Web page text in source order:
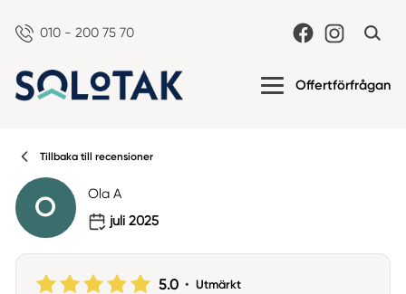
010 - 200 75 70
Offertförfrågan
Tillbaka till recensioner
O
Ola A
juli 2025
5.0 • Utmärkt